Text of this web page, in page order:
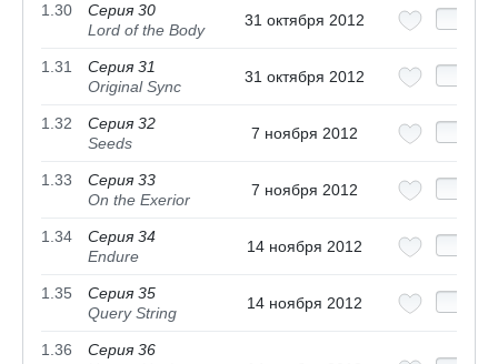
1.30
Серия 30
Lord of the Body
31 октября 2012
1.31
Серия 31
Original Sync
31 октября 2012
1.32
Серия 32
Seeds
7 ноября 2012
1.33
Серия 33
On the Exerior
7 ноября 2012
1.34
Серия 34
Endure
14 ноября 2012
1.35
Серия 35
Query String
14 ноября 2012
1.36
Серия 36